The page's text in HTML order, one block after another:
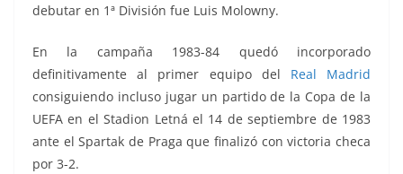
debutar en 1ª División fue Luis Molowny.
En la campaña 1983-84 quedó incorporado
definitivamente al primer equipo del Real Madrid
consiguiendo incluso jugar un partido de la Copa de la
UEFA en el Stadion Letná el 14 de septiembre de 1983
ante el Spartak de Praga que finalizó con victoria checa
por 3-2.